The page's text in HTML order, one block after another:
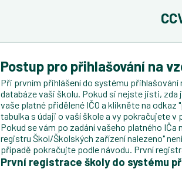
Postup pro přihlašování na
Při prvním přihlášení do systému
databáze vaši školu. Pokud si nejste jisti, zda
vaše platné přidělené IČO a klikněte na
tabulka s údaji o vaší škole a vy pokračujete
Pokud se vám po zadání vašeho platného IČa
registru Škol/Školských zařízení nalezeno"
případě pokračujte podle návodu. První
První registrace školy do systému